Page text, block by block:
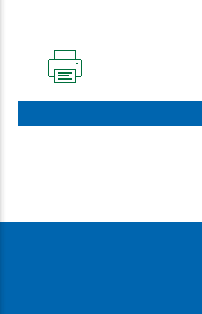
PÁGINA